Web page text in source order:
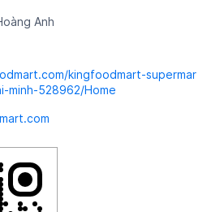
Anh
kingfoodmart-supermar
minh-528962/Home